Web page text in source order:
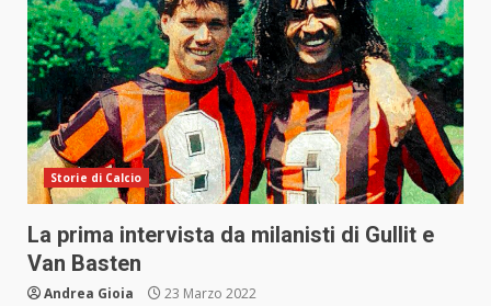
Storie di Calcio
La prima intervista da milanisti di Gullit e
Van Basten
Andrea Gioia 23 Marzo 2022